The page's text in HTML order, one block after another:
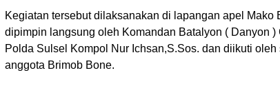
Kegiatan tersebut dilaksanakan di lapangan apel Mako
dipimpin langsung oleh Komandan Batalyon ( Danyon )
Polda Sulsel Kompol Nur Ichsan,S.Sos. dan diikuti
anggota Brimob Bone.